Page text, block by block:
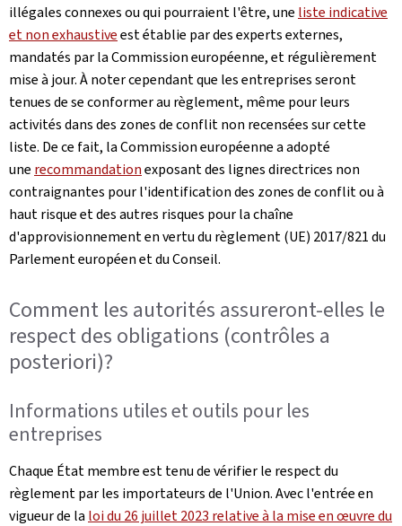
illégales connexes ou qui pourraient l'être, une liste indicative
et non exhaustiveest établie par des experts externes,
mandatés par la Commission européenne, et régulièrement
mise à jour. À noter cependant que les entreprises seront
tenues de se conformer au règlement, même pour leurs
activités dans des zones de conflit non recensées sur cette
liste. De ce fait, la Commission européenne a adopté
une recommandationexposant des lignes directrices non
contraignantes pour l'identification des zones de conflit ou à
haut risque et des autres risques pour la chaîne
d'approvisionnement en vertu du règlement (UE) 2017/821 du
Parlement européen et du Conseil.
Comment les autorités assureront-elles le
respect des obligations (contrôles a
posteriori)?
Informations utiles et outils pour les
entreprises
Chaque État membre est tenu de vérifier le respect du
règlement par les importateurs de l'Union. Avec l'entrée en
vigueur de la loi du 26 juillet 2023 relative à la mise en œuvre du